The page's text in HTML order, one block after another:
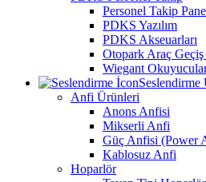
Personel Takip
PDKS Yazılım
PDKS Akseuarları
Otopark Araç Geçiş
Wiegant
Seslendirme
Anfi Ürünleri
Anons Anfisi
Mikserli Anfi
Güç Anfisi (Power
Kablosuz Anfi
Hoparlör